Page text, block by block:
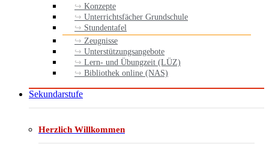
Konzepte
Unterrichtsfächer Grundschule
Stundentafel
Zeugnisse
Unterstützungsangebote
Lern- und Übungzeit (LÜZ)
Bibliothek online (NAS)
Sekundarstufe
Herzlich Willkommen